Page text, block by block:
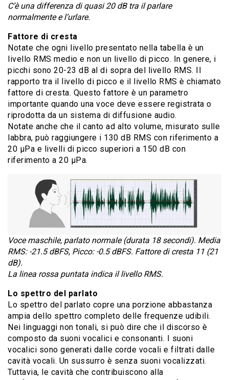
C’è una differenza di quasi 20 dB tra il parlare
normalmente e l’urlare.
Fattore di cresta
Notate che ogni livello presentato nella tabella è un
livello RMS medio e non un livello di picco. In genere, i
picchi sono 20-23 dB al di sopra del livello RMS. Il
rapporto tra il livello di picco e il livello RMS è chiamato
fattore di cresta. Questo fattore è un parametro
importante quando una voce deve essere registrata o
riprodotta da un sistema di diffusione audio.
Notate anche che il canto ad alto volume, misurato sulle
labbra, può raggiungere i 130 dB RMS con riferimento a
20 μPa e livelli di picco superiori a 150 dB con
riferimento a 20 μPa.
Voce maschile, parlato normale (durata 18 secondi). Media
RMS: -21.5 dBFS, Picco: -0.5 dBFS. Fattore di cresta 11 (21
dB).
La linea rossa puntata indica il livello RMS.
Lo spettro del parlato
Lo spettro del parlato copre una porzione abbastanza
ampia dello spettro completo delle frequenze udibili.
Nei linguaggi non tonali, si può dire che il discorso è
composto da suoni vocalici e consonanti. I suoni
vocalici sono generati dalle corde vocali e filtrati dalle
cavità vocali. Un sussurro è senza suoni vocalizzati.
Tuttavia, le cavità che contribuiscono alla